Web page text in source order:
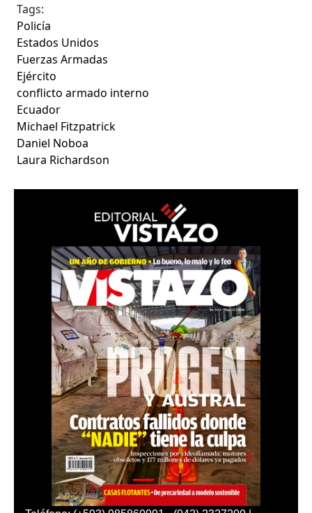
Tags:
Policía
Estados Unidos
Fuerzas Armadas
Ejército
conflicto armado interno
Ecuador
Michael Fitzpatrick
Daniel Noboa
Laura Richardson